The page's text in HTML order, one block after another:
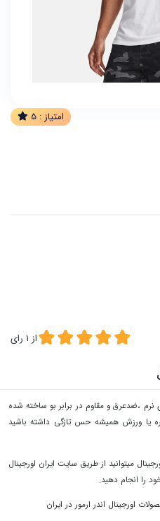
امتیاز : 5
از 1 رای
نرم ،ضدعرق و مقاوم در برابر بو ساخته شده
یا ورزش همیشه حس تازگی داشته باشید
میتوانید از طریق سایت ایران اورجینال
را انجام دهید.
اورجینال اندر ارمور در ایران